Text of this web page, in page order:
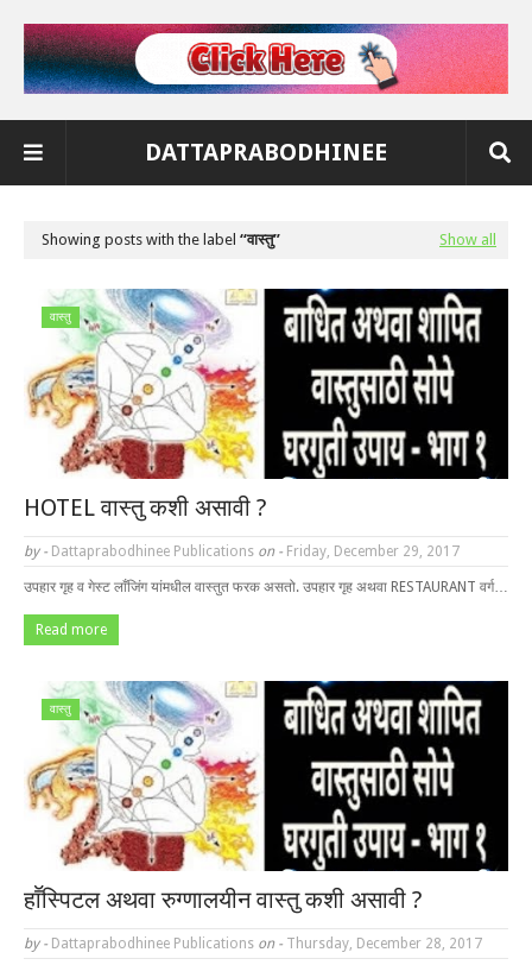
DATTAPRABODHINEE
Showing posts with the label वास्तु Show all
वास्तु
HOTEL वास्तु कशी असावी ?
by - Dattaprabodhinee Publications on - Friday, December 29, 2017
उपहार गृह व गेस्ट लाँजिंग यांमधील वास्तुत फरक असतो. उपहार गृह अथवा RESTAURANT वर्ग…
Read more
वास्तु
हाॕस्पिटल अथवा रुग्णालयीन वास्तु कशी असावी ?
by - Dattaprabodhinee Publications on - Thursday, December 28, 2017